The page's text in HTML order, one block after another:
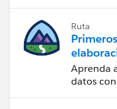
Ruta
Tableau
Aprenda
datos